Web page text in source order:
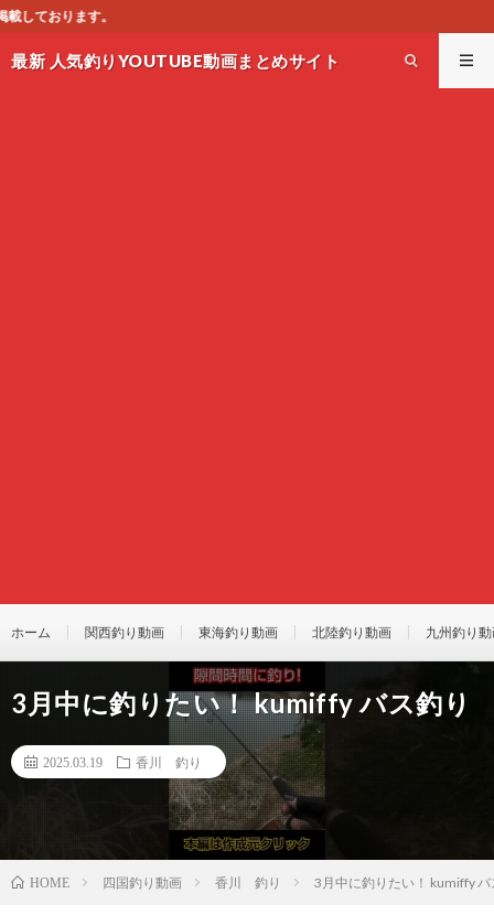
最新 人気釣りYOUTUBE動画まとめサイト
ホーム 関西釣り動画 東海釣り動画 北陸釣り動画 九州釣り
3月中に釣りたい！ kumiffy バス釣り
2025.03.19 香川 釣り
HOME 四国釣り動画 香川 釣り 3月中に釣りたい！ kumiffy バ